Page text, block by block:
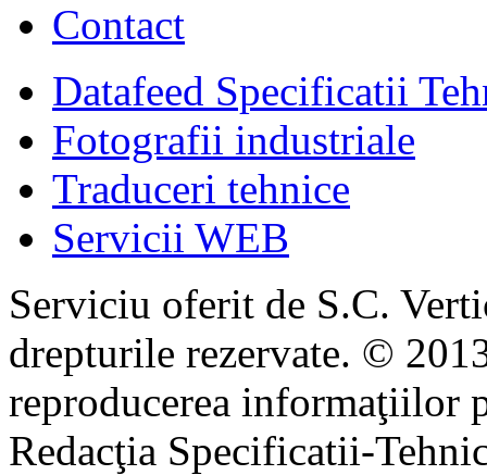
Contact
Datafeed Specificatii
Fotografii industriale
Traduceri tehnice
Servicii WEB
Serviciu oferit de S.C.
drepturile rezervate. ©
reproducerea informaţiilor
Redacţia Specificatii-